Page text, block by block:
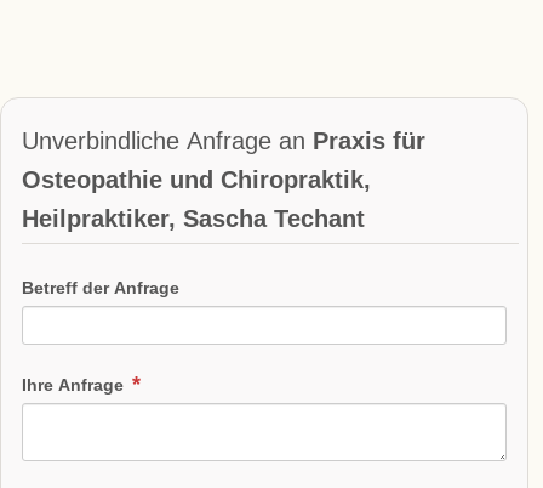
Unverbindliche Anfrage an Praxis für
Osteopathie und Chiropraktik,
Heilpraktiker, Sascha Techant
Betreff der Anfrage
Ihre Anfrage